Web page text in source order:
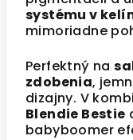
systému v
mimoriadne
Perfektný na
zdobenia,
dizajny. V
Blendie Bestie
babyboomer